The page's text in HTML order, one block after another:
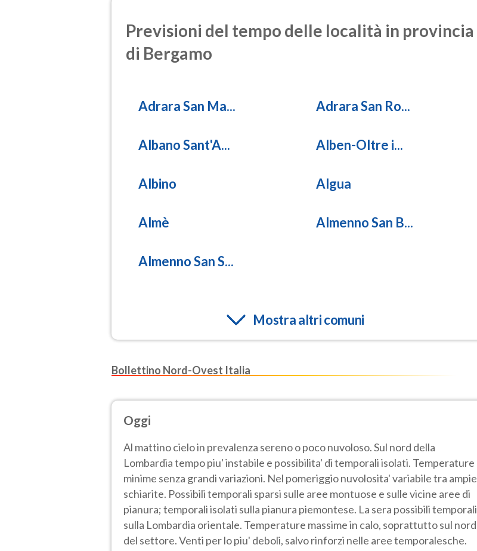
Previsioni del tempo delle località in provincia
di Bergamo
Adrara San Ma... Adrara San Ro...
Albano Sant'A... Alben-Oltre i...
Albino Algua
Almè Almenno San B...
Almenno San S...
Mostra altri comuni
Bollettino Nord-Ovest Italia
Oggi
Al mattino cielo in prevalenza sereno o poco nuvoloso. Sul nord della
Lombardia tempo piu' instabile e possibilita' di temporali isolati. Temperature
minime senza grandi variazioni. Nel pomeriggio nuvolosita' variabile tra ampie
schiarite. Possibili temporali sparsi sulle aree montuose e sulle vicine aree di
pianura; temporali isolati sulla pianura piemontese. La sera possibili temporali
sulla Lombardia orientale. Temperature massime in calo, soprattutto sul nord
del settore. Venti per lo piu' deboli, salvo rinforzi nelle aree temporalesche.